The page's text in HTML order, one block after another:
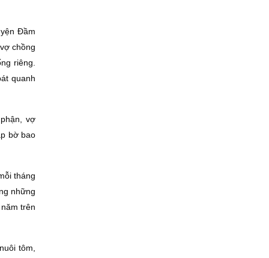
Ðầm
chồng
riêng.
quanh
vợ
bờ bao
tháng
những
trên
tôm,